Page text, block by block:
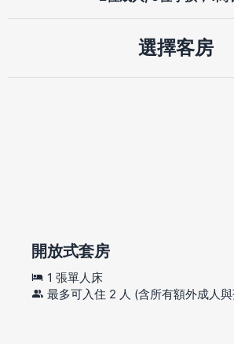
選擇客房
開放式套房
1 張單人床
最多可入住 2 人 (含所有額外成人